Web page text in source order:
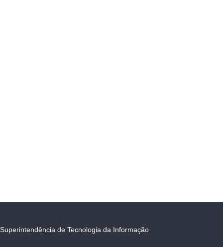
Superintendência de Tecnologia da Informação